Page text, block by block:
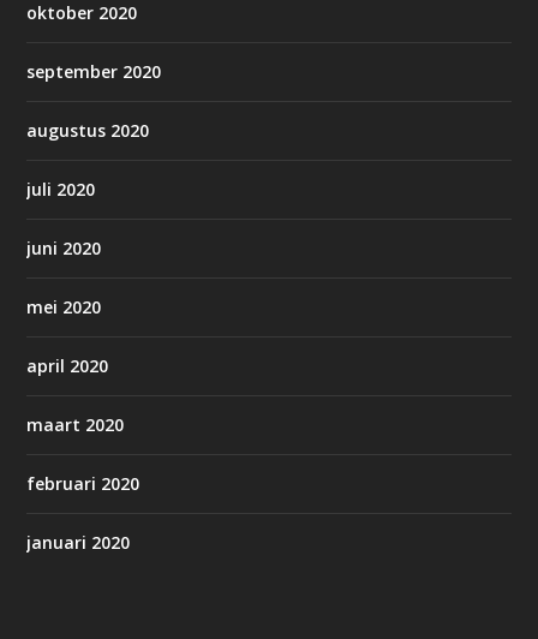
oktober 2020
september 2020
augustus 2020
juli 2020
juni 2020
mei 2020
april 2020
maart 2020
februari 2020
januari 2020